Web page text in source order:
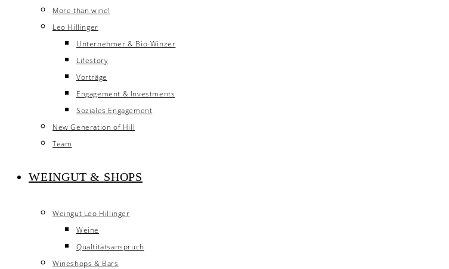
More than wine!
Leo Hillinger
Unternehmer & Bio-Winzer
Lifestory
Vorträge
Engagement & Investments
Soziales Engagement
New Generation of Hill
Team
WEINGUT & SHOPS
Weingut Leo Hillinger
Weine
Qualtitätsanspruch
Wineshops & Bars